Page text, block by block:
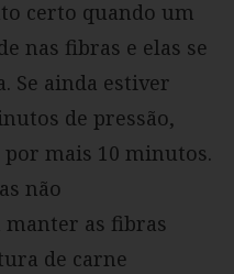
certo quando um
nas fibras e elas se
Se ainda estiver
de pressão,
por mais 10 minutos.
não
manter as fibras
de carne